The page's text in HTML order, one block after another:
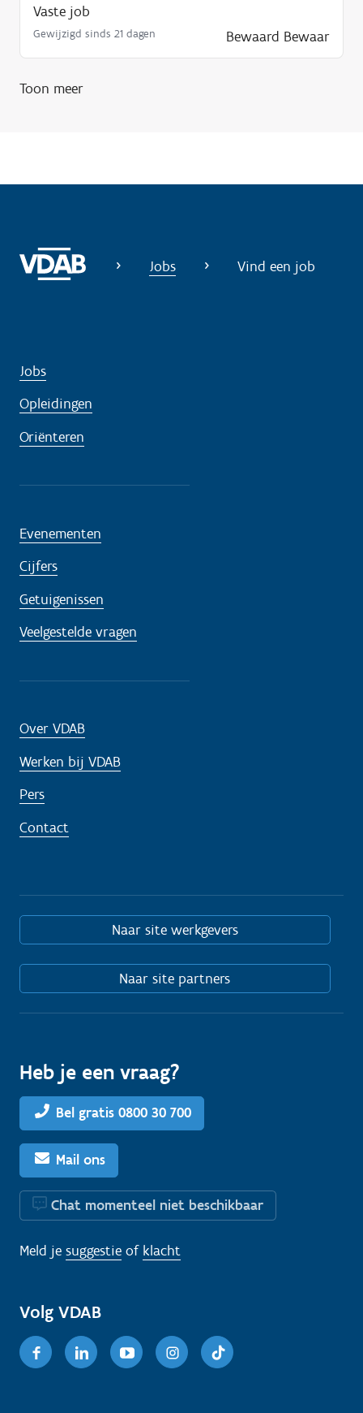
i
Vaste job
Gewijzigd sinds 21 dagen Bewaard Bewaar
Toon meer
Jobs Vind een job
Jobs
Opleidingen
Oriënteren
Evenementen
Cijfers
Getuigenissen
Veelgestelde vragen
Over VDAB
Werken bij VDAB
Pers
Contact
Naar site werkgevers
Naar site partners
Heb je een vraag?
Bel gratis 0800 30 700
Mail ons
Chat momenteel niet beschikbaar
Meld je suggestie of klacht
Volg VDAB
FacebookLinkedinYoutubeInstagram